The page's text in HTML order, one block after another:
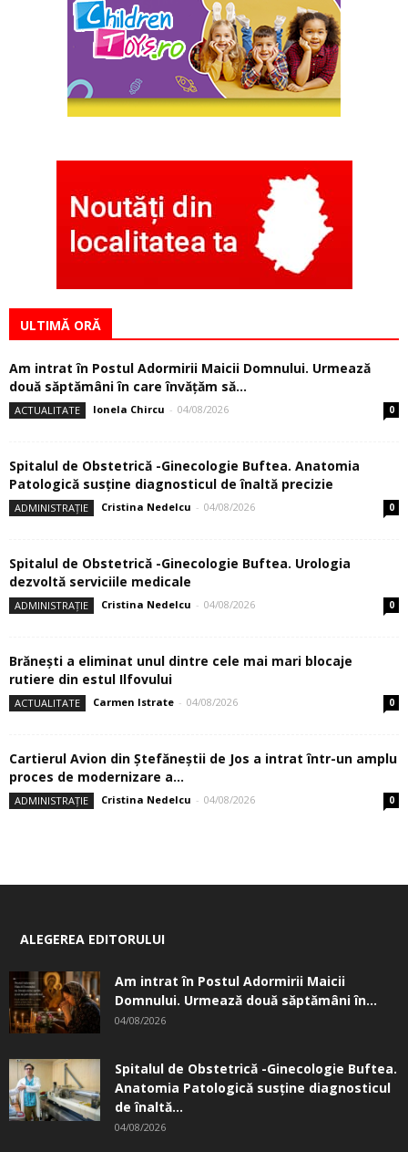
ULTIMĂ ORĂ
Am intrat în Postul Adormirii Maicii Domnului. Urmează
două săptămâni în care învăţăm să...
ACTUALITATE Ionela Chircu - 04/08/2026 0
Spitalul de Obstetrică -Ginecologie Buftea. Anatomia
Patologică susţine diagnosticul de înaltă precizie
ADMINISTRAȚIE Cristina Nedelcu - 04/08/2026 0
Spitalul de Obstetrică -Ginecologie Buftea. Urologia
dezvoltă serviciile medicale
ADMINISTRAȚIE Cristina Nedelcu - 04/08/2026 0
Brănești a eliminat unul dintre cele mai mari blocaje
rutiere din estul Ilfovului
ACTUALITATE Carmen Istrate - 04/08/2026 0
Cartierul Avion din Ştefăneştii de Jos a intrat într-un amplu
proces de modernizare a...
ADMINISTRAȚIE Cristina Nedelcu - 04/08/2026 0
ALEGEREA EDITORULUI
Am intrat în Postul Adormirii Maicii
Domnului. Urmează două săptămâni în...
04/08/2026
Spitalul de Obstetrică -Ginecologie Buftea.
Anatomia Patologică susţine diagnosticul
de înaltă...
04/08/2026